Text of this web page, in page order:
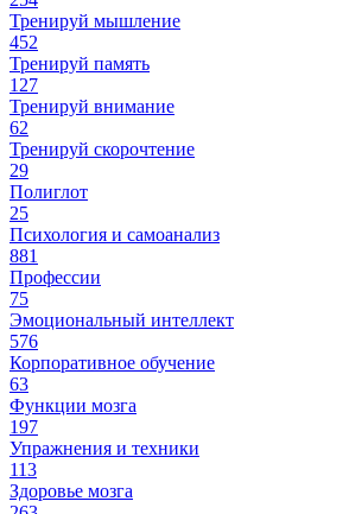
Тренируй мышление
452
Тренируй память
127
Тренируй внимание
62
Тренируй скорочтение
29
Полиглот
25
Психология и самоанализ
881
Профессии
75
Эмоциональный интеллект
576
Корпоративное обучение
63
Функции мозга
197
Упражнения и техники
113
Здоровье мозга